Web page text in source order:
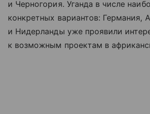
и Черногория. Уганда в числе
конкретных вариантов: Германия,
и Нидерланды уже проявили
к возможным проектам в